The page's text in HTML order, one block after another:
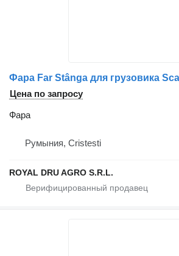
Цена по запросу
Фара
Румыния, Cristesti
ROYAL DRU AGRO S.R.L.